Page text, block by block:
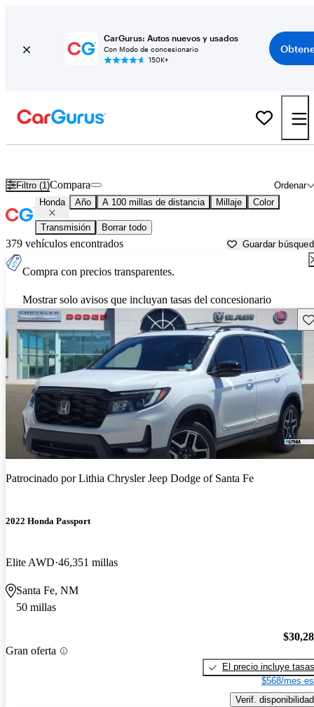
CarGurus: Autos nuevos y usados
Con Modo de concesionario
150K+
Filtro (1) Ordenar
Compara
Honda Año A 100 millas de distancia Millaje Color
Transmisión Borrar todo
379 vehículos encontrados Guardar
Compra con precios transparentes.
Mostrar solo avisos que incluyan tasas del concesionario
Patrocinado porLithia Chrysler Jeep Dodge of Santa Fe
2022 Honda Passport
Elite AWD 46,351 millas
Santa Fe, NM
50 millas
Gran oferta
El precio incluye tasas
$568/mes
Verif. disponibilidad